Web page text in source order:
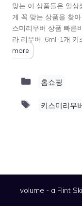
맞는 이 상품들은 일상
게 꼭 맞는 상품을 찾
스미리무버 상품 빠른
라 리무버, 6ml, 1개 키
more
Categories
홈쇼핑
Tags
키스미리무
volume - a Flint